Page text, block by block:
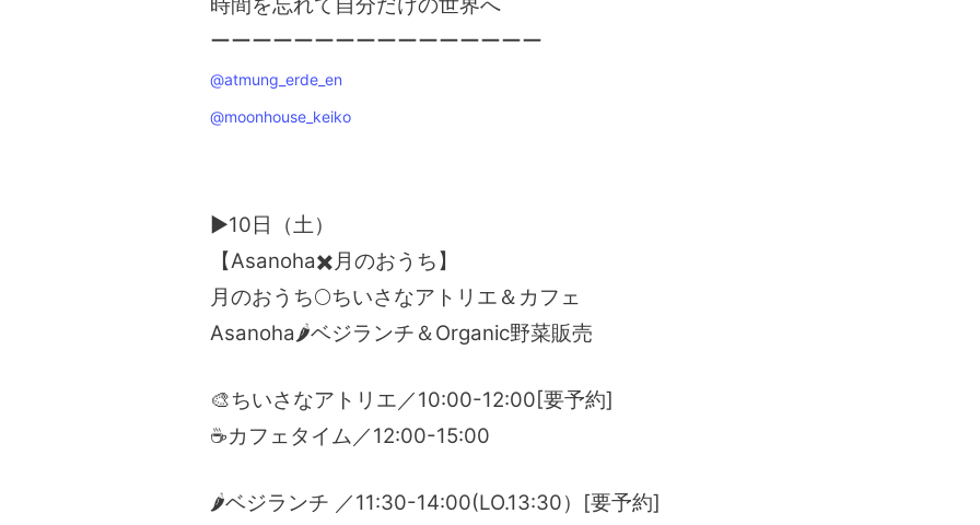
ーーーーーーーーーーーーーーーー
@atmung_erde_en
@moonhouse_keiko
▶10日（土）
【Asanoha✖️月のおうち】
月のおうち🌕ちいさなアトリエ＆カフェ
Asanoha🌶️ベジランチ＆Organic野菜販売
🎨ちいさなアトリエ／10:00-12:00[要予約]
☕カフェタイム／12:00-15:00
🌶️ベジランチ ／11:30-14:00(LO.13:30）[要予約]